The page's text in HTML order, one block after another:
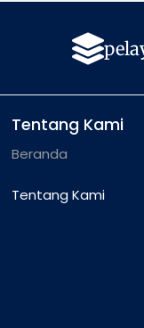
Tentang Kami
Beranda
Tentang Kami